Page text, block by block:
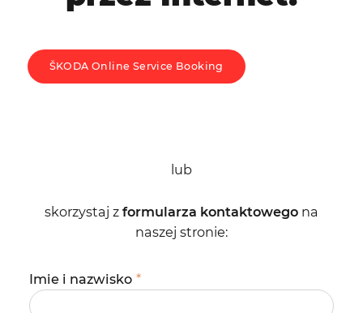
ŠKODA Online Service Booking
lub
skorzystaj z formularza kontaktowego na
naszej stronie:
Imie i nazwisko *